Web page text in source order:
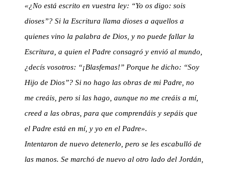
«¿No está escrito en vuestra ley: “Yo os digo: sois
dioses”? Si la Escritura llama dioses a aquellos a
quienes vino la palabra de Dios, y no puede fallar la
Escritura, a quien el Padre consagró y envió al mundo,
¿decís vosotros: “¡Blasfemas!” Porque he dicho: “Soy
Hijo de Dios”? Si no hago las obras de mi Padre, no
me creáis, pero si las hago, aunque no me creáis a mí,
creed a las obras, para que comprendáis y sepáis que
el Padre está en mí, y yo en el Padre».
Intentaron de nuevo detenerlo, pero se les escabulló de
las manos. Se marchó de nuevo al otro lado del Jordán,